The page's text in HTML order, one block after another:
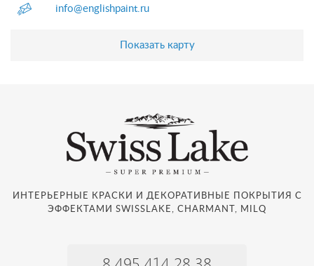
info@englishpaint.ru
Показать карту
ИНТЕРЬЕРНЫЕ КРАСКИ И ДЕКОРАТИВНЫЕ ПОКРЫТИЯ С
ЭФФЕКТАМИ SWISSLAKE, CHARMANT, MILQ